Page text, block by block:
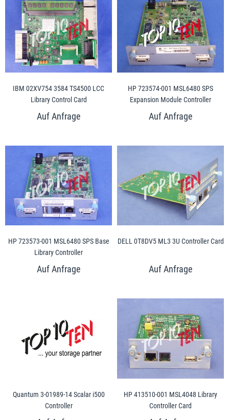
IBM 02XV754 3584 TS4500 LCC
Library Control Card
HP 723574-001 MSL6480 SPS
Expansion Module Controller
HP 723573-001 MSL6480 SPS Base
Library Controller
DELL 0T8DV5 ML3 3U Controller Card
Quantum 3-01989-14 Scalar i500
Controller
HP 413510-001 MSL4048 Library
Controller Card